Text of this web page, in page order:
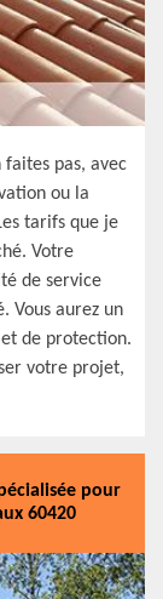
faites pas, avec
ou la
tarifs que je
Votre
de service
Vous aurez un
de protection.
votre projet,
pour
60420